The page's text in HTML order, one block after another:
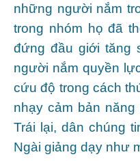
những người nắm
trong nhóm họ đã
đứng đầu giới tăng
người nắm quyền
cứu độ trong cách
nhạy cảm bản
Trái lại, dân chúng
Ngài giảng dạy như